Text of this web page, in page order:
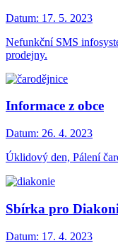
Datum: 17. 5. 2023
Nefunkční SMS
prodejny.
Informace z obce
Datum: 26. 4. 2023
Úklidový den, Pálení
Sbírka pro
Datum: 17. 4. 2023